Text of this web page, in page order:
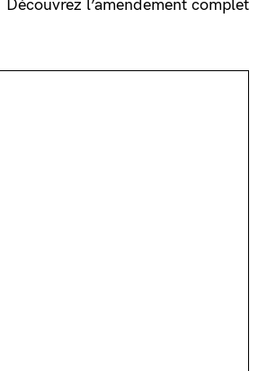
Découvrez l’amendement complet